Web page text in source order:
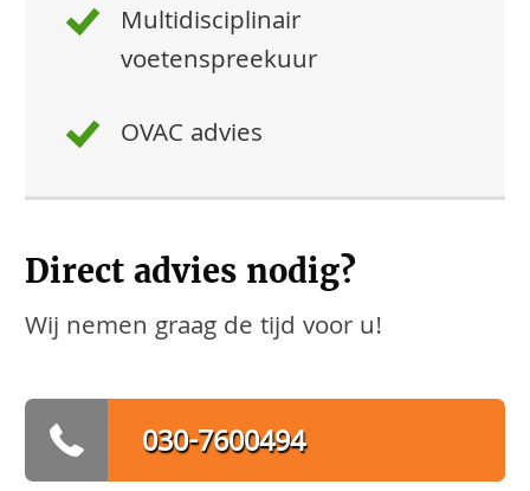
Multidisciplinair
voetenspreekuur
OVAC advies
Direct advies nodig?
Wij nemen graag de tijd voor u!
030-7600494